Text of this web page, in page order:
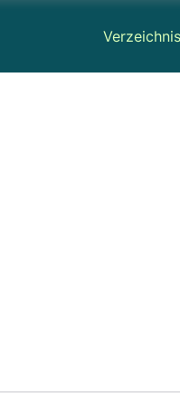
Verzeichnis